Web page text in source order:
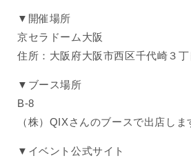
▼開催場所
京セラドーム大阪
住所：大阪府大阪市西区千代崎３丁
▼ブース場所
B-8
（株）QIXさんのブースで出店しま
▼イベント公式サイト